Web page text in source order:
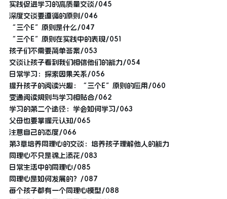
实践促进学习的高质量交谈/045
深度交谈要遵循的原则/046
“三个E”原则是什么/047
“三个E”原则在实践中的表现/051
孩子们不需要简单答案/053
交谈让孩子看到我们相信他们的能力/054
日常学习：探索因果关系/056
提升孩子的阅读兴趣：“三个E”原则的应用/060
变通阅读规则与学习相贴合/062
学习的第二个途径：学会如何学习/063
父母也要掌握元认知/065
注意自己的态度/066
第3章培养同理心的交谈：培养孩子理解他人的能力
同理心不只是锦上添花/083
日常生活中的同理心/085
同理心是如何发展的？/087
每个孩子都有一个同理心模型/088